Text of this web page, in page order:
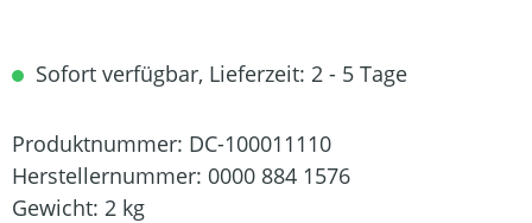
Sofort verfügbar, Lieferzeit: 2 - 5 Tage
Produktnummer: DC-100011110
Herstellernummer: 0000 884 1576
Gewicht: 2 kg